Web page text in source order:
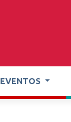
EVENTOS